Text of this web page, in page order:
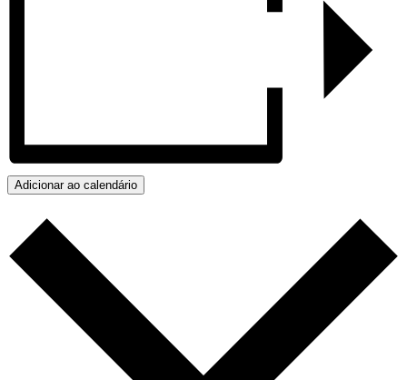
Adicionar ao calendário